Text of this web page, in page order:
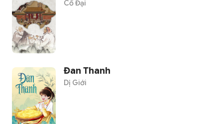
Cổ Đại
Đan Thanh
Dị Giới